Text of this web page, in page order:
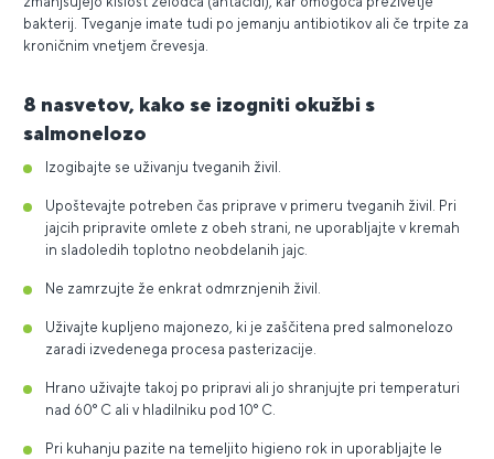
bakterij. Tveganje imate tudi po jemanju antibiotikov ali če trpite za
kroničnim vnetjem črevesja.
8 nasvetov, kako se izogniti okužbi s
salmonelozo
Izogibajte se uživanju tveganih živil.
Upoštevajte potreben čas priprave v primeru tveganih živil. Pri
jajcih pripravite omlete z obeh strani, ne uporabljajte v kremah
in sladoledih toplotno neobdelanih jajc.
Ne zamrzujte že enkrat odmrznjenih živil.
Uživajte kupljeno majonezo, ki je zaščitena pred salmonelozo
zaradi izvedenega procesa pasterizacije.
Hrano uživajte takoj po pripravi ali jo shranjujte pri temperaturi
nad 60° C ali v hladilniku pod 10° C.
Pri kuhanju pazite na temeljito higieno rok in uporabljajte le